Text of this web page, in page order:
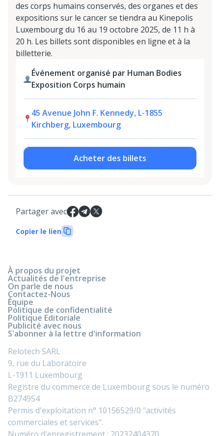
des corps humains conservés, des organes et des
expositions sur le cancer se tiendra au Kinepolis
Luxembourg du 16 au 19 octobre 2025, de 11 h à
20 h. Les billets sont disponibles en ligne et à la
billetterie.
Événement organisé par Human Bodies
Exposition Corps humain
45 Avenue John F. Kennedy, L-1855
Kirchberg, Luxembourg
Acheter des billets
Partager avec
Copier le lien
À propos du projet
Actualités de l'entreprise
On parle de nous
Contactez-Nous
Équipe
Politique de confidentialité
Politique Editoriale
Publicité avec nous
S'abonner à la lettre d'information
Relotech SARL
9, rue du Laboratoire
L-1911 Luxembourg
Registre du commerce de Luxembourg sous le numéro
B274954
Permis d'exploitation n° 10156529/0 "activités
commerciales et services".